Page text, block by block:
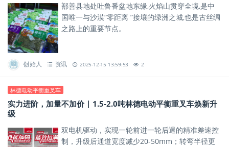
鄯善县地处吐鲁番盆地东缘,火焰山贯穿全境,是中
国唯一与沙漠“零距离 ”接壤的绿洲之城,也是古丝绸
之路上的重要节点。
创始人 资讯 2025-12-15 13:59:53 2
林德电动平衡重叉车
实力进阶，加量不加价 | 1.5-2.0吨林德电动平衡重叉车焕新升
级
双电机驱动，实现一轮前进一轮后退的精准差速控
制，升级后通道宽度减少20-50mm；转弯半径更